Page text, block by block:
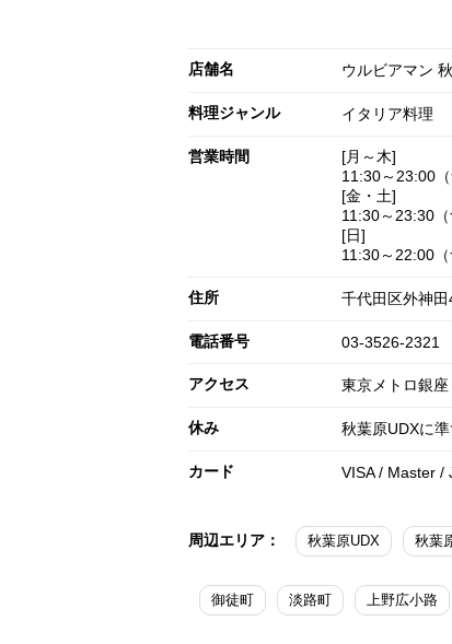
店舗名 ウルビアマン
料理ジャンル イタリア料理
営業時間
[月～木]
11:30～23:00
[金・土]
11:30～23:30
[日]
11:30～22:00
住所 千代田区外神
電話番号 03-3526-2321
アクセス 東京メトロ銀
休み 秋葉原UDXに
カード VISA / Master /
周辺エリア： 秋葉原UDX 秋葉
御徒町 淡路町 上野広小路